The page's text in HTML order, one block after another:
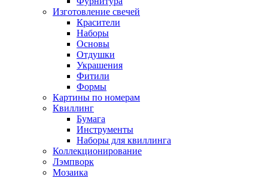
Изготовление свечей
Красители
Наборы
Основы
Отдушки
Украшения
Фитили
Формы
Картины по номерам
Квиллинг
Бумага
Инструменты
Наборы для квиллинга
Коллекционирование
Лэмпворк
Мозаика